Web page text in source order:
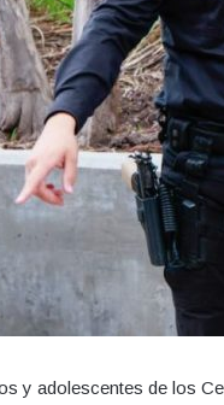
y adolescentes de los